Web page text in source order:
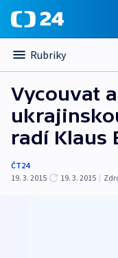
Rubriky
Vycouvat
radí Klaus
ČT24
19. 3. 2015
19. 3. 2015 |